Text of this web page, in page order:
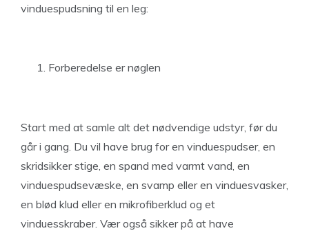
vinduespudsning til en leg:
Forberedelse er nøglen
Start med at samle alt det nødvendige udstyr, før du
går i gang. Du vil have brug for en vinduespudser, en
skridsikker stige, en spand med varmt vand, en
vinduespudsevæske, en svamp eller en vinduesvasker,
en blød klud eller en mikrofiberklud og et
vinduesskraber. Vær også sikker på at have